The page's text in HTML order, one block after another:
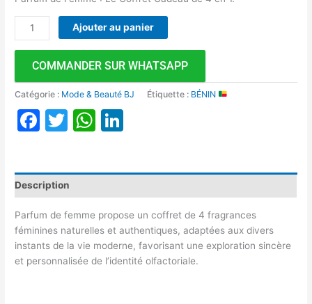
Ajouter au panier
COMMANDER SUR WHATSAPP
Catégorie : Mode & Beauté BJ Étiquette : BÉNIN
Facebook
TwitterWhatsApp
Description
Parfum de femme propose un coffret de 4 fragrances
féminines naturelles et authentiques, adaptées aux divers
instants de la vie moderne, favorisant une exploration sincère
et personnalisée de l’identité olfactoriale.